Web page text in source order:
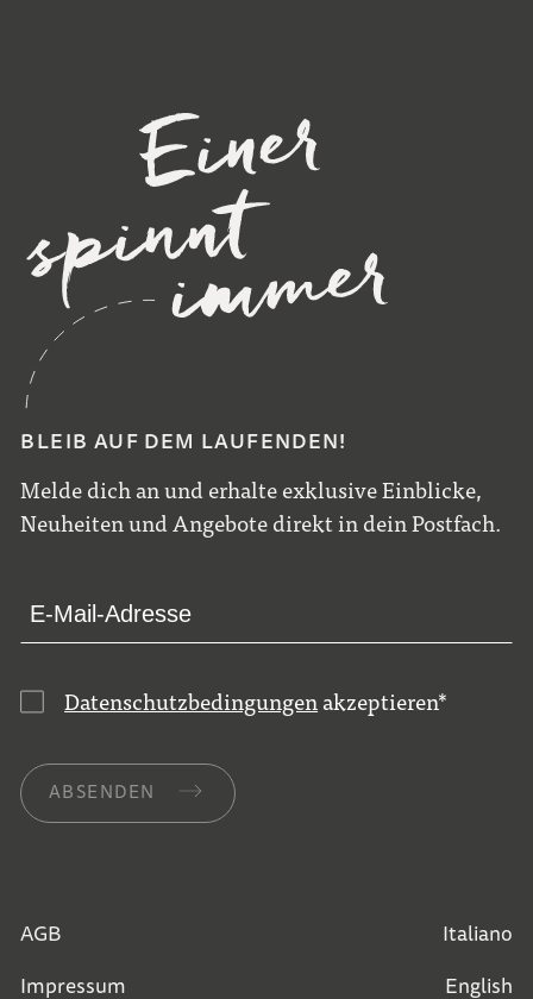
BLEIB AUF DEM LAUFENDEN!
Melde dich an und erhalte exklusive Einblicke,
Neuheiten und Angebote direkt in dein Postfach.
Datenschutzbedingungen akzeptieren*
ABSENDEN
AGB
Impressum
Italiano
English